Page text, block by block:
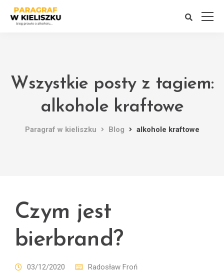
Wszystkie posty z tagiem:
alkohole kraftowe
Paragraf w kieliszku Blog alkohole kraftowe
Czym jest
bierbrand?
03/12/2020
Radosław Froń